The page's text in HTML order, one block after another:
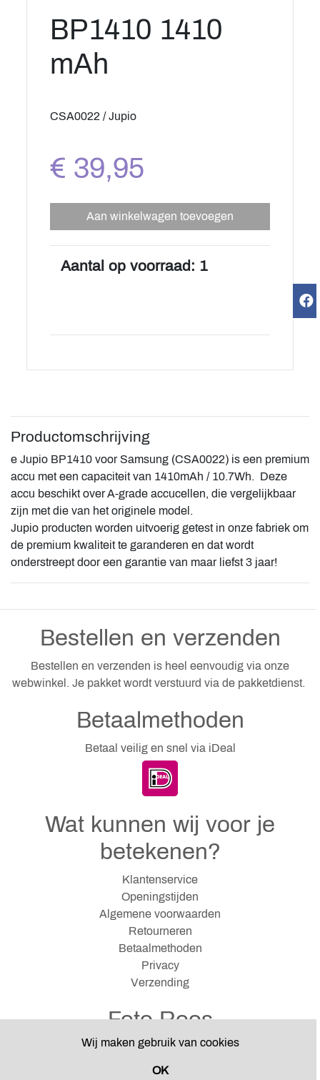
Wij maken gebruik van cookies
OK
BP1410 1410
mAh
CSA0022 / Jupio
€ 39,95
Aan winkelwagen toevoegen
Aantal op voorraad: 1
Productomschrijving
​e Jupio BP1410 voor Samsung (CSA0022) is een premium
accu met een capaciteit van 1410mAh / 10.7Wh. Deze
accu beschikt over A-grade accucellen, die vergelijkbaar
zijn met die van het originele model.
Jupio producten worden uitvoerig getest in onze fabriek om
de premium kwaliteit te garanderen en dat wordt
onderstreept door een garantie van maar liefst 3 jaar!
Bestellen en verzenden
Bestellen en verzenden is heel eenvoudig via onze
webwinkel. Je pakket wordt verstuurd via de pakketdienst.
Betaalmethoden
Betaal veilig en snel via iDeal
Wat kunnen wij voor je
betekenen?
Klantenservice
Openingstijden
Algemene voorwaarden
Retourneren
Betaalmethoden
Privacy
Verzending
Foto Roos
Hazenkampseweg 12
6531 NJ Nijmegen